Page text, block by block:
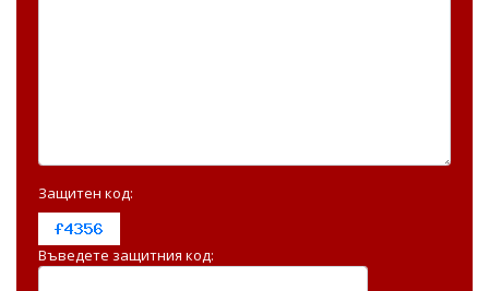
Защитен код:
Въведете защитния код: